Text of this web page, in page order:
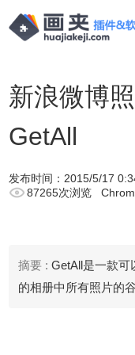
新浪微博
GetAll
发布时间： 2015/5/17
87265次浏览
摘要 : GetAll是一款可
的相册中所有照片的